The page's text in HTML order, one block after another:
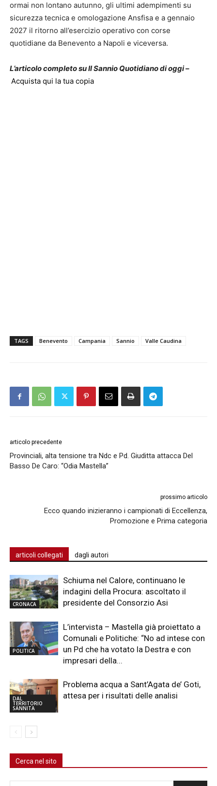
ormai non lontano autunno, gli ultimi adempimenti su
sicurezza tecnica e omologazione Ansfisa e a gennaio
2027 il ritorno all’esercizio operativo con corse
quotidiane da Benevento a Napoli e viceversa.
L’articolo completo su Il Sannio Quotidiano di oggi –
Acquista qui la tua copia
TAGS Benevento Campania Sannio Valle Caudina
articolo precedente
Provinciali, alta tensione tra Ndc e Pd. Giuditta attacca Del
Basso De Caro: “Odia Mastella”
prossimo articolo
Ecco quando inizieranno i campionati di Eccellenza,
Promozione e Prima categoria
articoli collegati dagli autori
CRONACA
Schiuma nel Calore, continuano le
indagini della Procura: ascoltato il
presidente del Consorzio Asi
POLITICA
L’intervista – Mastella già proiettato a
Comunali e Politiche: “No ad intese con
un Pd che ha votato la Destra e con
impresari della...
DAL
TERRITORIO
SANNITA
Problema acqua a Sant’Agata de’ Goti,
attesa per i risultati delle analisi
Cerca nel sito